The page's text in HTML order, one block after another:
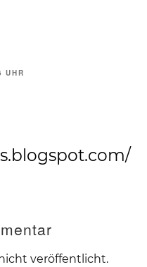
UHR
veröffentlicht.